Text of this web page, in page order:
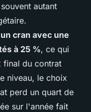
autant
cran avec une
à 25 %, ce qui
final du contrat
niveau, le choix
perd un quart de
sur l'année fait